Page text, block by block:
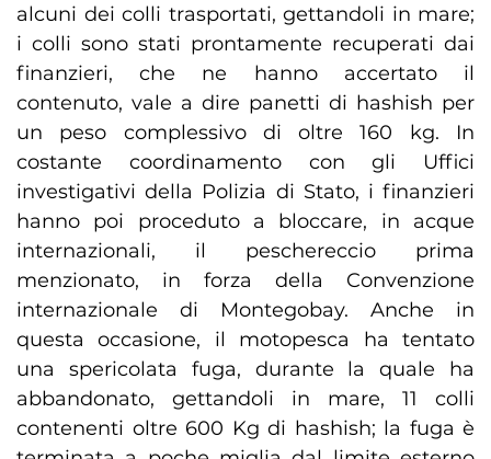
alcuni dei colli trasportati, gettandoli in mare;
i colli sono stati prontamente recuperati dai
finanzieri, che ne hanno accertato il
contenuto, vale a dire panetti di hashish per
un peso complessivo di oltre 160 kg. In
costante coordinamento con gli Uffici
investigativi della Polizia di Stato, i finanzieri
hanno poi proceduto a bloccare, in acque
internazionali, il peschereccio prima
menzionato, in forza della Convenzione
internazionale di Montegobay. Anche in
questa occasione, il motopesca ha tentato
una spericolata fuga, durante la quale ha
abbandonato, gettandoli in mare, 11 colli
contenenti oltre 600 Kg di hashish; la fuga è